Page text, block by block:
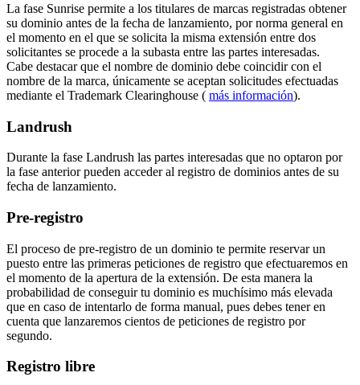
La fase Sunrise permite a los titulares de marcas registradas obtener
su dominio antes de la fecha de lanzamiento, por norma general en
el momento en el que se solicita la misma extensión entre dos
solicitantes se procede a la subasta entre las partes interesadas.
Cabe destacar que el nombre de dominio debe coincidir con el
nombre de la marca, únicamente se aceptan solicitudes efectuadas
mediante el Trademark Clearinghouse ( más información).
Landrush
Durante la fase Landrush las partes interesadas que no optaron por
la fase anterior pueden acceder al registro de dominios antes de su
fecha de lanzamiento.
Pre-registro
El proceso de pre-registro de un dominio te permite reservar un
puesto entre las primeras peticiones de registro que efectuaremos en
el momento de la apertura de la extensión. De esta manera la
probabilidad de conseguir tu dominio es muchísimo más elevada
que en caso de intentarlo de forma manual, pues debes tener en
cuenta que lanzaremos cientos de peticiones de registro por
segundo.
Registro libre